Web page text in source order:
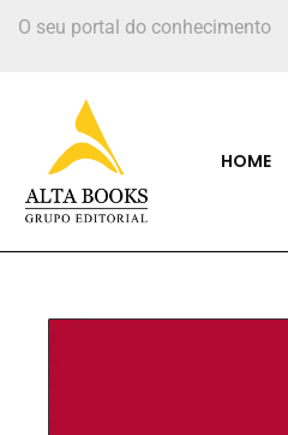
O seu portal do conhecimento
HOME